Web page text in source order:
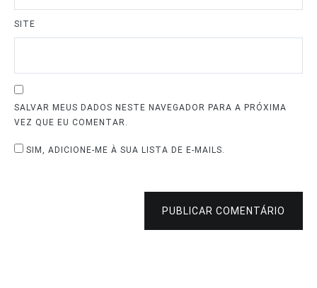
SITE
SALVAR MEUS DADOS NESTE NAVEGADOR PARA A PRÓXIMA
VEZ QUE EU COMENTAR.
SIM, ADICIONE-ME À SUA LISTA DE E-MAILS.
PUBLICAR COMENTÁRIO